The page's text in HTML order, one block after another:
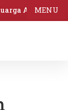
AndaMENU